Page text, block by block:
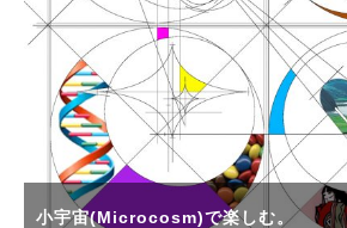
小宇宙(Microcosm)で楽しむ。